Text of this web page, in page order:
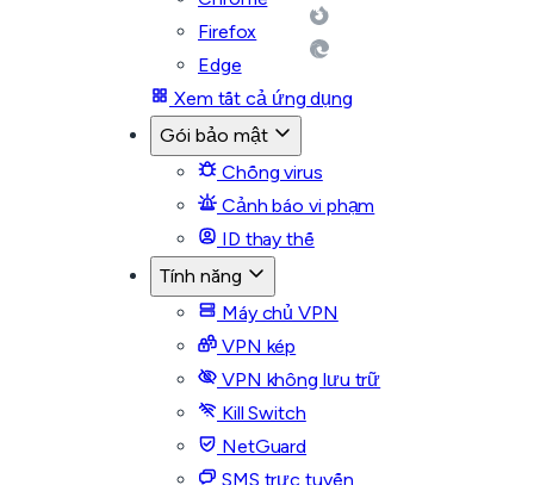
Firefox
Edge
Xem tất cả ứng dụng
Gói bảo mật
Chống virus
Cảnh báo vi phạm
ID thay thế
Tính năng
Máy chủ VPN
VPN kép
VPN không lưu trữ
Kill Switch
NetGuard
SMS trực tuyến